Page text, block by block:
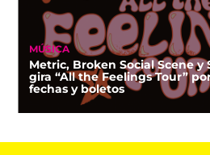
MÚSICA
Metric, Broken Social Scene y
gira “All the Feelings Tour”
fechas y boletos